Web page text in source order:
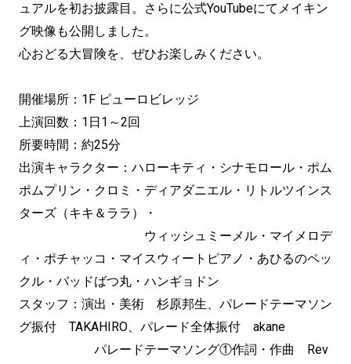
ュアルを初お披露目。さらに公式YouTubeにてメイキン
グ映像も公開しました。
心おどる大冒険を、ぜひお楽しみください。
開催場所：1F ピューロビレッジ
上演回数：1日1～2回
所要時間：約25分
出演キャラクター：ハローキティ・シナモロール・ポム
ポムプリン・クロミ・ディアダニエル・リトルツインス
ターズ（キキ＆ララ）・
ウィッシュミーメル・マイメロデ
ィ・ポチャッコ・マイスウィートピアノ・あひるのペッ
クル・バッドばつ丸・ハンギョドン
スタッフ：演出・美術 杉原邦生、パレードテーマソン
グ振付 TAKAHIRO、パレード全体振付 akane
パレードテーマソング①作詞・作曲 Rev